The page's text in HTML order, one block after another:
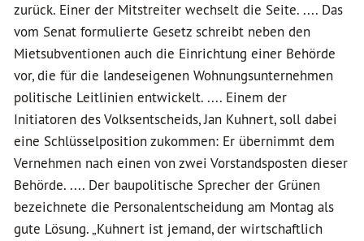
zurück. Einer der Mitstreiter wechselt die Seite. .... Das
vom Senat formulierte Gesetz schreibt neben den
Mietsubventionen auch die Einrichtung einer Behörde
vor, die für die landeseigenen Wohnungsunternehmen
politische Leitlinien entwickelt. .... Einem der
Initiatoren des Volksentscheids, Jan Kuhnert, soll dabei
eine Schlüsselposition zukommen: Er übernimmt dem
Vernehmen nach einen von zwei Vorstandsposten dieser
Behörde. .... Der baupolitische Sprecher der Grünen
bezeichnete die Personalentscheidung am Montag als
gute Lösung. „Kuhnert ist jemand, der wirtschaftlich